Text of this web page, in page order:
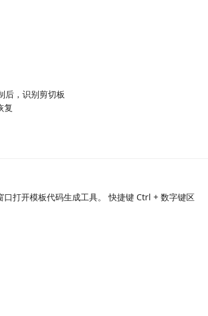
后，识别剪切板
复
打开模板代码生成工具。 快捷键 Ctrl + 数字键区